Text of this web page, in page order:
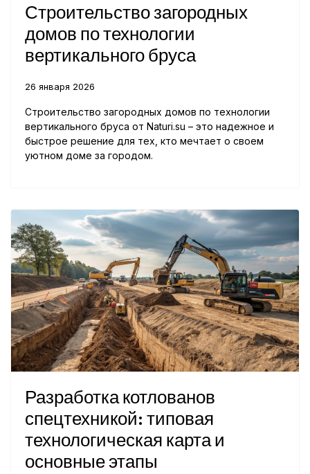
Строительство загородных
домов по технологии
вертикального бруса
26 января 2026
Строительство загородных домов по технологии
вертикального бруса от Naturi.su – это надежное и
быстрое решение для тех, кто мечтает о своем
уютном доме за городом.
Разработка котлованов
спецтехникой: типовая
технологическая карта и
основные этапы